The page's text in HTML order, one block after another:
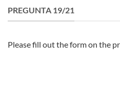
PREGUNTA 19/21
Please fill out the form on the